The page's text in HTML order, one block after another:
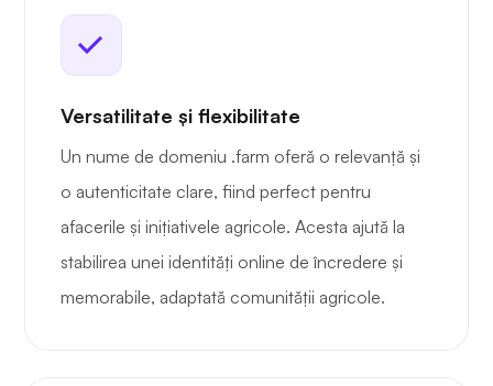
Versatilitate și flexibilitate
Un nume de domeniu .farm oferă o relevanță și
o autenticitate clare, fiind perfect pentru
afacerile și inițiativele agricole. Acesta ajută la
stabilirea unei identități online de încredere și
memorabile, adaptată comunității agricole.